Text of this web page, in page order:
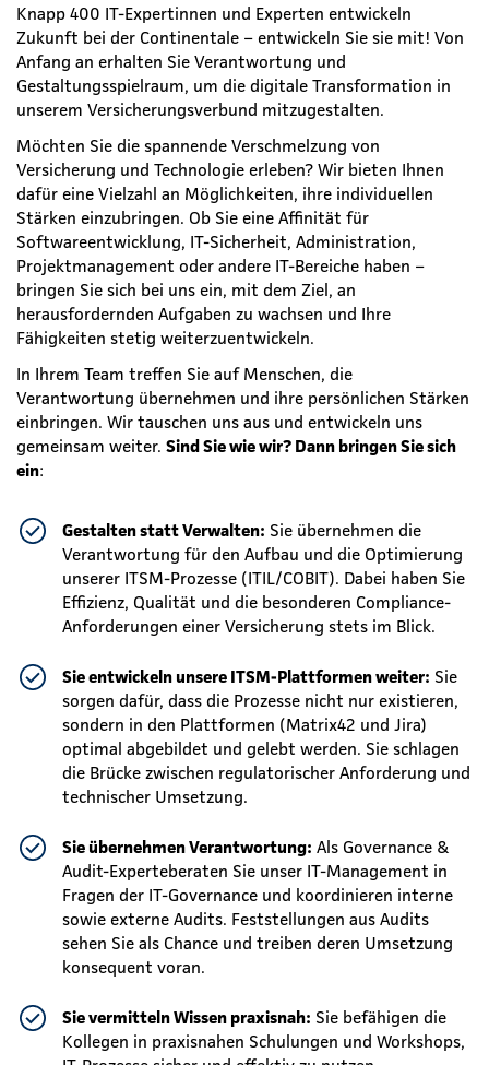
Knapp 400 IT-Expertinnen und Experten entwickeln
Zukunft bei der Continentale – entwickeln Sie sie mit! Von
Anfang an erhalten Sie Verantwortung und
Gestaltungsspielraum, um die digitale Transformation in
unserem Versicherungsverbund mitzugestalten.
Möchten Sie die spannende Verschmelzung von
Versicherung und Technologie erleben? Wir bieten Ihnen
dafür eine Vielzahl an Möglichkeiten, ihre individuellen
Stärken einzubringen. Ob Sie eine Affinität für
Softwareentwicklung, IT-Sicherheit, Administration,
Projektmanagement oder andere IT-Bereiche haben –
bringen Sie sich bei uns ein, mit dem Ziel, an
herausfordernden Aufgaben zu wachsen und Ihre
Fähigkeiten stetig weiterzuentwickeln.
In Ihrem Team treffen Sie auf Menschen, die
Verantwortung übernehmen und ihre persönlichen Stärken
einbringen. Wir tauschen uns aus und entwickeln uns
gemeinsam weiter. Sind Sie wie wir? Dann bringen Sie sich
ein:
Gestalten statt Verwalten: Sie übernehmen die
Verantwortung für den Aufbau und die Optimierung
unserer ITSM-Prozesse (ITIL/COBIT). Dabei haben Sie
Effizienz, Qualität und die besonderen Compliance-
Anforderungen einer Versicherung stets im Blick.
Sie entwickeln unsere ITSM-Plattformen weiter: Sie
sorgen dafür, dass die Prozesse nicht nur existieren,
sondern in den Plattformen (Matrix42 und Jira)
optimal abgebildet und gelebt werden. Sie schlagen
die Brücke zwischen regulatorischer Anforderung und
technischer Umsetzung.
Sie übernehmen Verantwortung: Als Governance &
Audit-Experteberaten Sie unser IT-Management in
Fragen der IT-Governance und koordinieren interne
sowie externe Audits. Feststellungen aus Audits
sehen Sie als Chance und treiben deren Umsetzung
konsequent voran.
Sievermitteln Wissen praxisnah: Sie befähigen die
Kollegen in praxisnahen Schulungen und Workshops,